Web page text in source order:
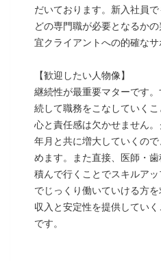
だいております。新入社員
どの専門職が必要となるか
宜クライアントへの的確なサ
【歓迎したい人物像】
継続性が最重要マターです
続して職務をこなしていく
心と責任感は欠かせません
年月と共に増大していくの
めます。また直接、医師・
積んで行くことでスキルア
でじっくり働いていける方
収入と安定性を提供してい
です。